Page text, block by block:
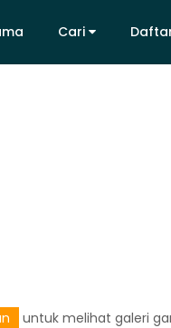
Cari
untuk melihat galeri